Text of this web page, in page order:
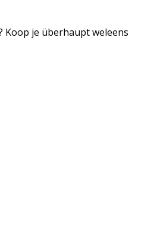
Koop je überhaupt weleens